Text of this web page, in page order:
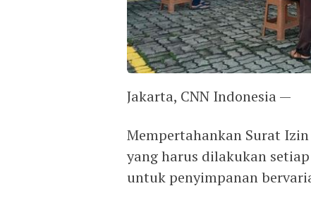
Jakarta, CNN Indonesia —
Mempertahankan Surat
yang harus dilakukan
untuk penyimpanan